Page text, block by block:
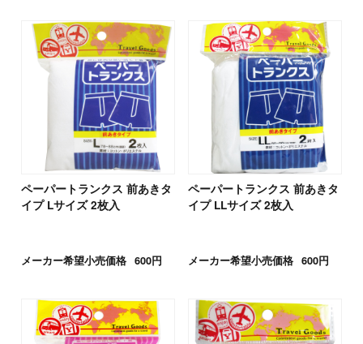
ペーパートランクス 前あきタ
イプ Lサイズ 2枚入
メーカー希望小売価格 600円
ペーパートランクス 前あきタ
イプ LLサイズ 2枚入
メーカー希望小売価格 600円